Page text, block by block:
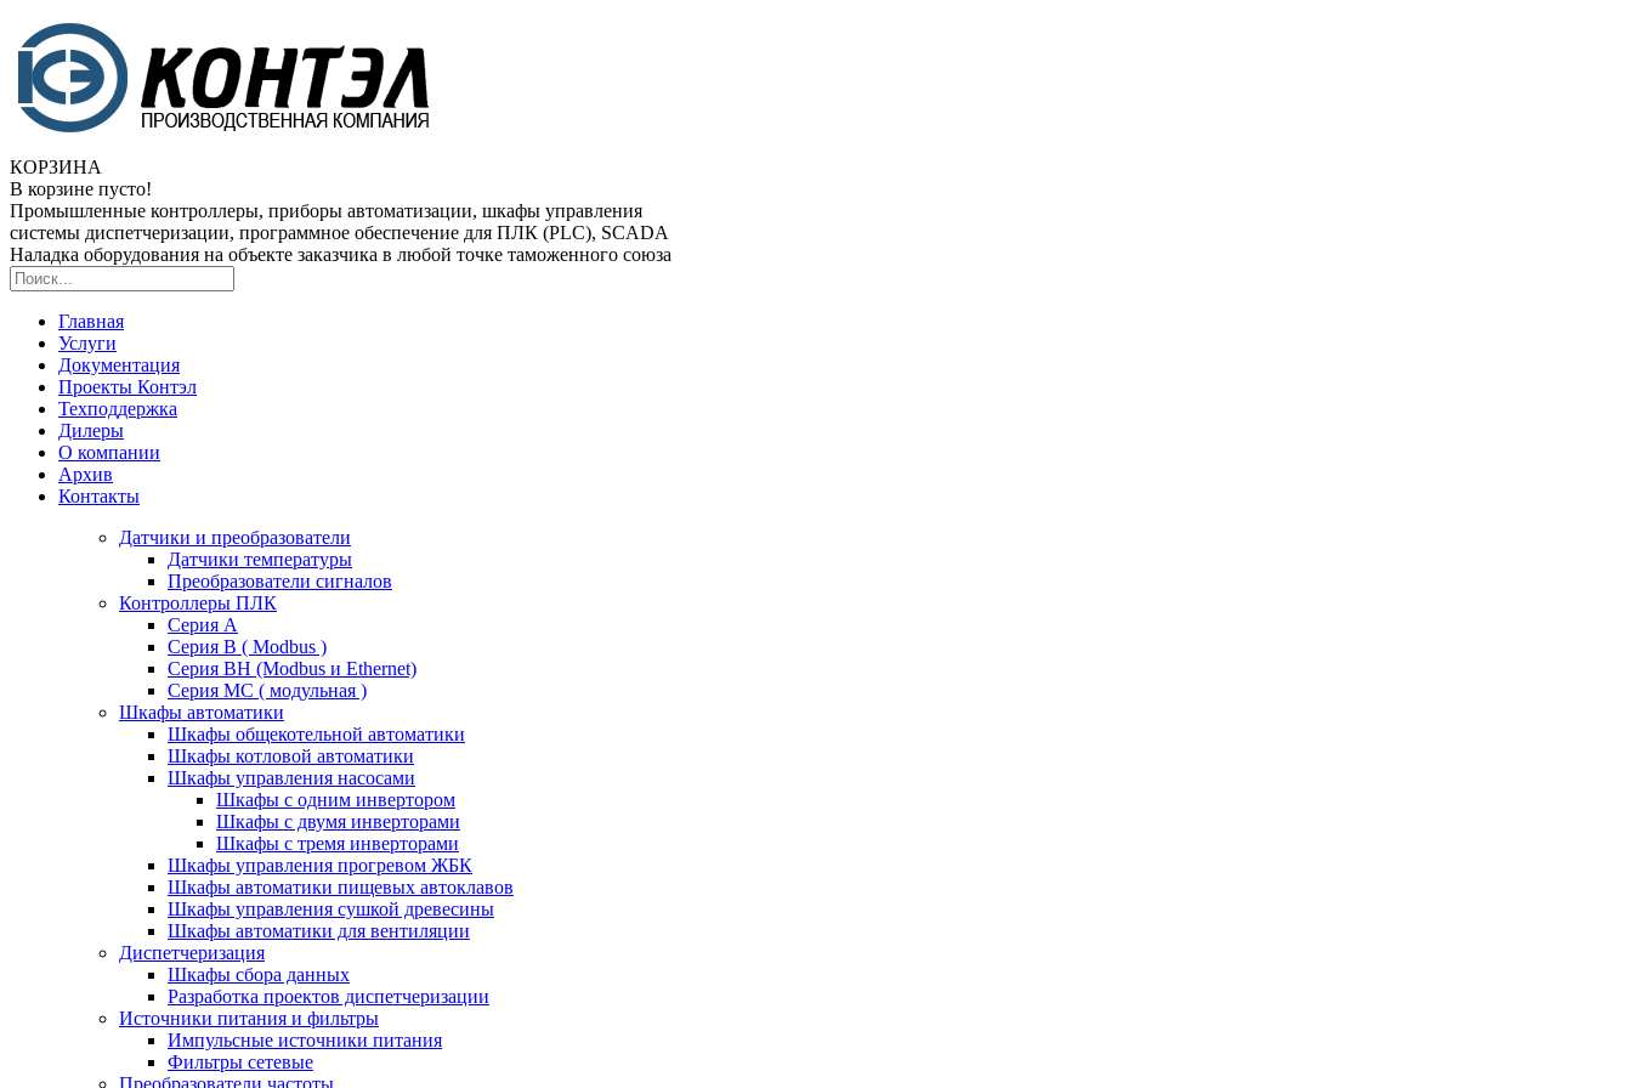
КОРЗИНА
В корзине пусто!
Промышленные контроллеры, приборы автоматизации, шкафы управления
системы диспетчеризации, программное обеспечение для ПЛК (PLC), SCADA
Наладка оборудования на объекте заказчика в любой точке таможенного союза
Главная
Услуги
Документация
Проекты Контэл
Техподдержка
Дилеры
О компании
Архив
Контакты
Датчики и преобразователи
Датчики температуры
Преобразователи сигналов
Контроллеры ПЛК
Серия A
Серия В ( Modbus )
Серия BH (Modbus и Ethernet)
Серия MC ( модульная )
Шкафы автоматики
Шкафы общекотельной автоматики
Шкафы котловой автоматики
Шкафы управления насосами
Шкафы с одним инвертором
Шкафы с двумя инверторами
Шкафы с тремя инверторами
Шкафы управления прогревом ЖБК
Шкафы автоматики пищевых автоклавов
Шкафы управления сушкой древесины
Шкафы автоматики для вентиляции
Диспетчеризация
Шкафы сбора данных
Разработка проектов диспетчеризации
Источники питания и фильтры
Импульсные источники питания
Фильтры сетевые
Преобразователи частоты